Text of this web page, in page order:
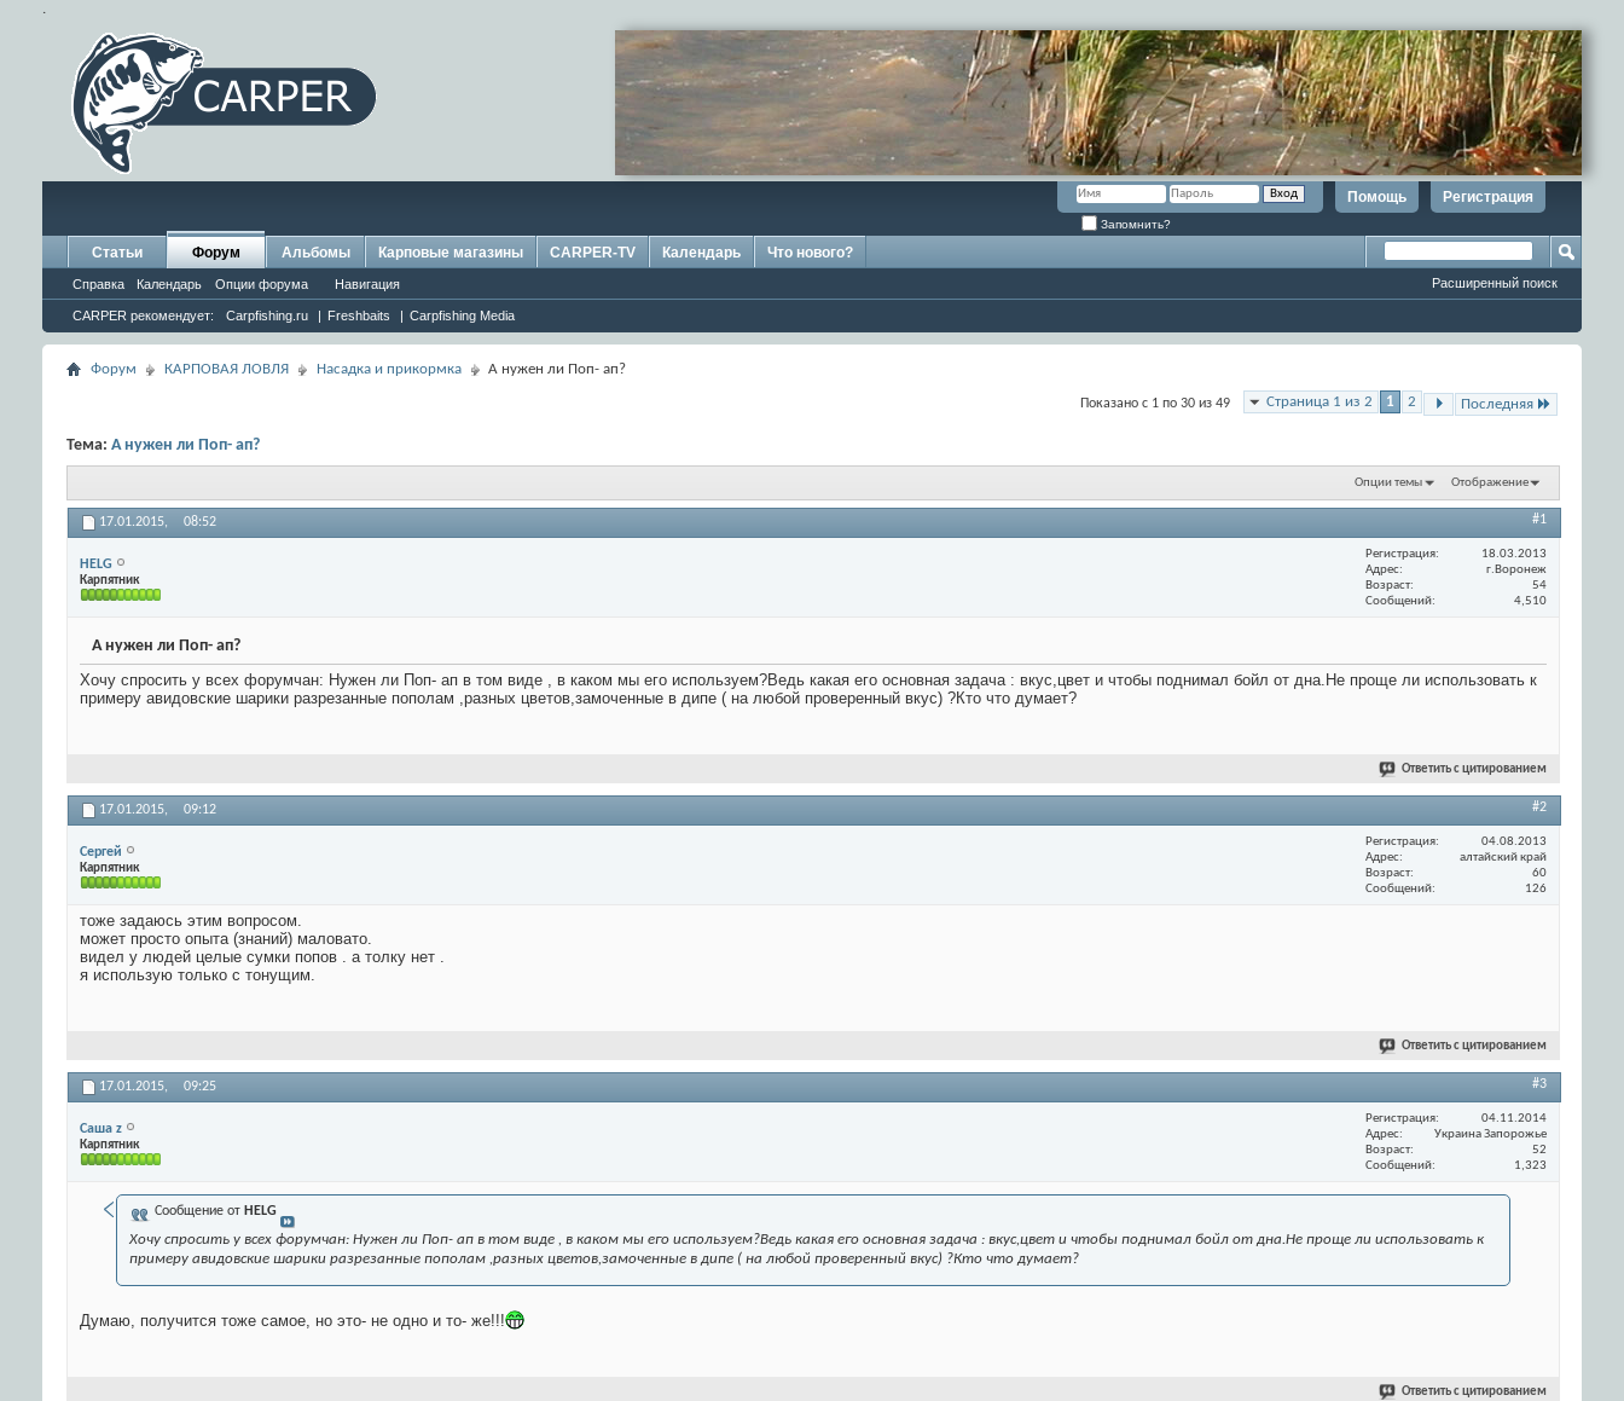
.
Регистрация
Помощь
Запомнить?
Статьи Форум
Справка Календарь Опции форума Навигация
CARPER рекомендует: Carpfishing.ru | Freshbaits | Carpfishing Media
Альбомы Карповые магазины CARPER-TV Календарь Что нового?
Расширенный поиск
Форум КАРПОВАЯ ЛОВЛЯ Насадка и прикормка А нужен ли Поп- ап?
Страница 1 из 2 1 2 Последняя
Показано с 1 по 30 из 49
Тема: А нужен ли Поп- ап?
Опции темы Отображение
17.01.2015, 08:52 #1
HELG
Карпятник
Регистрация
18.03.2013
Адрес
г.Воронеж
Возраст
54
Сообщений
4,510
А нужен ли Поп- ап?
Хочу спросить у всех форумчан: Нужен ли Поп- ап в том виде , в каком мы его используем?Ведь какая его основная задача : вкус,цвет и чтобы поднимал бойл от дна.Не проще ли использовать к
примеру авидовские шарики разрезанные пополам ,разных цветов,замоченные в дипе ( на любой проверенный вкус) ?Кто что думает?
Ответить с цитированием
17.01.2015, 09:12 #2
Сергей
Карпятник
Регистрация
04.08.2013
Адрес
алтайский край
Возраст
60
Сообщений
126
тоже задаюсь этим вопросом.
может просто опыта (знаний) маловато.
видел у людей целые сумки попов . а толку нет .
я использую только с тонущим.
Ответить с цитированием
17.01.2015, 09:25 #3
Саша z
Карпятник
Регистрация
04.11.2014
Адрес
Украина Запорожье
Возраст
52
Сообщений
1,323
Сообщение от HELG
Хочу спросить у всех форумчан: Нужен ли Поп- ап в том виде , в каком мы его используем?Ведь какая его основная задача : вкус,цвет и чтобы поднимал бойл от дна.Не проще ли использовать к
примеру авидовские шарики разрезанные пополам ,разных цветов,замоченные в дипе ( на любой проверенный вкус) ?Кто что думает?
Думаю, получится тоже самое, но это- не одно и то- же!!!
Ответить с цитированием